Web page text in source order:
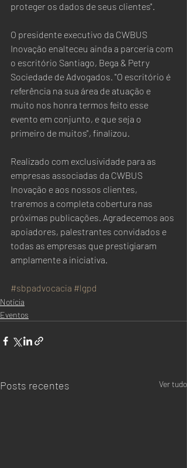
proteger os dados de seus clientes".
O presidente executivo da CWBUS
Inovação enalteceu ainda a parceria com
o escritório Santiago, Bega & Petry
Sociedade de Advogados. "O escritório é
referência na sua área de atuação e
muito nos honra termos feito esse
evento em conjunto, e que seja o
primeiro de muitos", finalizou.
Realizado com exclusividade para as
empresas associadas da CWBUS
Inovação e aos nossos clientes,
traremos a completa cobertura nas
próximas publicações. Agradecemos aos
apoiadores, palestrantes convidados e
todas as empresas que prestigiaram
amplamente a iniciativa.
#sbpadvocacia #lgpd
Notícia
Eventos
Posts recentes Ver tudo